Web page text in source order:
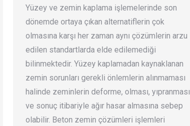
Yüzey ve zemin kaplama işlemelerinde son
dönemde ortaya çıkan alternatiflerin çok
olmasına karşı her zaman aynı çözümlerin arzu
edilen standartlarda elde edilemediği
bilinmektedir. Yüzey kaplamadan kaynaklanan
zemin sorunları gerekli önlemlerin alınmaması
halinde zeminlerin deforme, olması, yıpranması
ve sonuç itibariyle ağır hasar almasına sebep
olabilir. Beton zemin çözümleri işlemleri